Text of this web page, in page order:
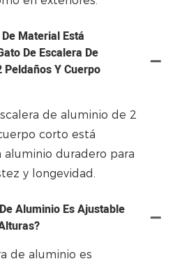
Material Está
De Escalera De
Y Cuerpo
de aluminio de 2
corto está
aluminio duradero para
y longevidad.
Aluminio Es Ajustable
de aluminio es